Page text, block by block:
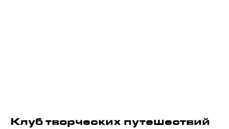
Клуб творческих путешествий